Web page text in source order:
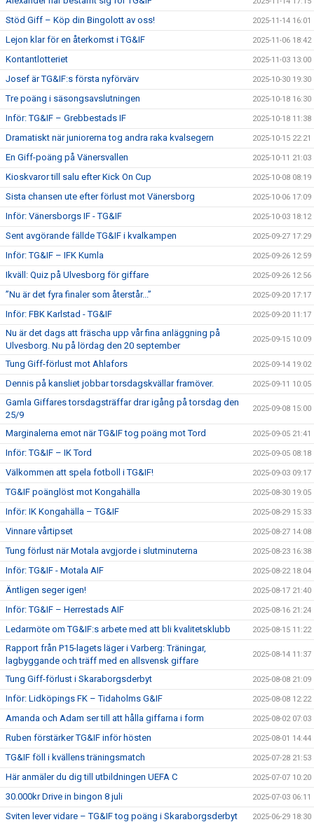
Stöd Giff – Köp din Bingolott av oss! 2025-11-14 16:01
Lejon klar för en återkomst i TG&IF 2025-11-06 18:42
Kontantlotteriet 2025-11-03 13:00
Josef är TG&IF:s första nyförvärv 2025-10-30 19:30
Tre poäng i säsongsavslutningen 2025-10-18 16:30
Inför: TG&IF – Grebbestads IF 2025-10-18 11:38
Dramatiskt när juniorerna tog andra raka kvalsegern 2025-10-15 22:21
En Giff-poäng på Vänersvallen 2025-10-11 21:03
Kioskvaror till salu efter Kick On Cup 2025-10-08 08:19
Sista chansen ute efter förlust mot Vänersborg 2025-10-06 17:09
Inför: Vänersborgs IF - TG&IF 2025-10-03 18:12
Sent avgörande fällde TG&IF i kvalkampen 2025-09-27 17:29
Inför: TG&IF – IFK Kumla 2025-09-26 12:59
Ikväll: Quiz på Ulvesborg för giffare 2025-09-26 12:56
”Nu är det fyra finaler som återstår...” 2025-09-20 17:17
Inför: FBK Karlstad - TG&IF 2025-09-20 11:17
Nu är det dags att fräscha upp vår fina anläggning på
Ulvesborg. Nu på lördag den 20 september
2025-09-15 10:09
Tung Giff-förlust mot Ahlafors 2025-09-14 19:02
Dennis på kansliet jobbar torsdagskvällar framöver. 2025-09-11 10:05
Gamla Giffares torsdagsträffar drar igång på torsdag den
25/9
2025-09-08 15:00
Marginalerna emot när TG&IF tog poäng mot Tord 2025-09-05 21:41
Inför: TG&IF – IK Tord 2025-09-05 08:18
Välkommen att spela fotboll i TG&IF! 2025-09-03 09:17
TG&IF poänglöst mot Kongahälla 2025-08-30 19:05
Inför: IK Kongahälla – TG&IF 2025-08-29 15:33
Vinnare vårtipset 2025-08-27 14:08
Tung förlust när Motala avgjorde i slutminuterna 2025-08-23 16:38
Inför: TG&IF - Motala AIF 2025-08-22 18:04
Äntligen seger igen! 2025-08-17 21:40
Inför: TG&IF – Herrestads AIF 2025-08-16 21:24
Ledarmöte om TG&IF:s arbete med att bli kvalitetsklubb 2025-08-15 11:22
Rapport från P15-lagets läger i Varberg: Träningar,
lagbyggande och träff med en allsvensk giffare
2025-08-14 11:37
Tung Giff-förlust i Skaraborgsderbyt 2025-08-08 21:09
Inför: Lidköpings FK – Tidaholms G&IF 2025-08-08 12:22
Amanda och Adam ser till att hålla giffarna i form 2025-08-02 07:03
Ruben förstärker TG&IF inför hösten 2025-08-01 14:44
TG&IF föll i kvällens träningsmatch 2025-07-28 21:53
Här anmäler du dig till utbildningen UEFA C 2025-07-07 10:20
30.000kr Drive in bingon 8 juli 2025-07-03 06:11
Sviten lever vidare – TG&IF tog poäng i Skaraborgsderbyt 2025-06-29 18:30